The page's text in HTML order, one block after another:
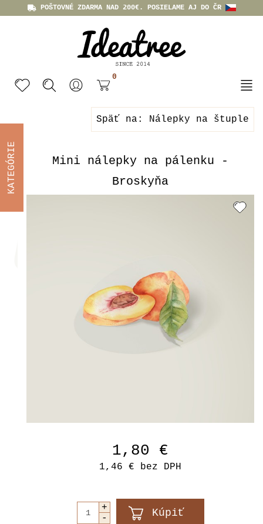
POŠTOVNÉ ZDARMA NAD 200€. POSIELAME AJ DO ČR
0
Späť na: Nálepky na štuple
Mini nálepky na pálenku -
Broskyňa
1,80 €
1,46 € bez DPH
KATEGÓRIE